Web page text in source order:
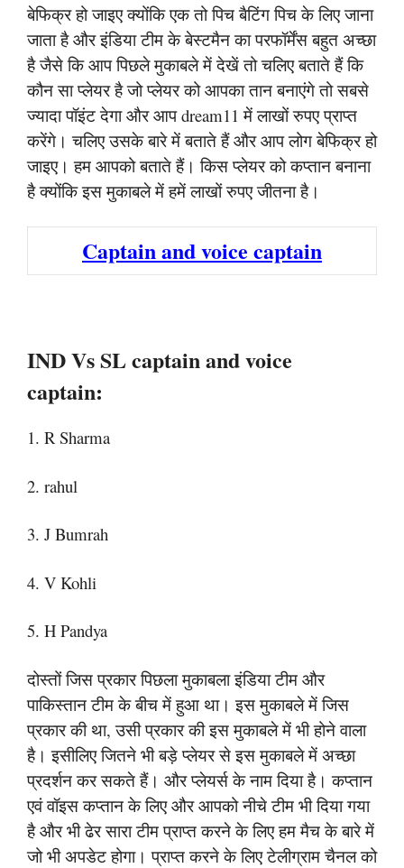
बेफिक्र हो जाइए क्योंकि एक तो पिच बैटिंग पिच के लिए जाना
जाता है और इंडिया टीम के बेस्टमैन का परफॉर्मेंस बहुत अच्छा
है जैसे कि आप पिछले मुकाबले में देखें तो चलिए बताते हैं कि
कौन सा प्लेयर है जो प्लेयर को आपका तान बनाएंगे तो सबसे
ज्यादा पॉइंट देगा और आप dream11 में लाखों रुपए प्राप्त
करेंगे। चलिए उसके बारे में बताते हैं और आप लोग बेफिक्र हो
जाइए। हम आपको बताते हैं। किस प्लेयर को कप्तान बनाना
है क्योंकि इस मुकाबले में हमें लाखों रुपए जीतना है।
Captain and voice captain
IND Vs SL captain and voice
captain:
1. R Sharma
2. rahul
3. J Bumrah
4. V Kohli
5. H Pandya
दोस्तों जिस प्रकार पिछला मुकाबला इंडिया टीम और
पाकिस्तान टीम के बीच में हुआ था। इस मुकाबले में जिस
प्रकार की था, उसी प्रकार की इस मुकाबले में भी होने वाला
है। इसीलिए जितने भी बड़े प्लेयर से इस मुकाबले में अच्छा
प्रदर्शन कर सकते हैं। और प्लेयर्स के नाम दिया है। कप्तान
एवं वॉइस कप्तान के लिए और आपको नीचे टीम भी दिया गया
है और भी ढेर सारा टीम प्राप्त करने के लिए हम मैच के बारे में
जो भी अपडेट होगा। प्राप्त करने के लिए टेलीग्राम चैनल को